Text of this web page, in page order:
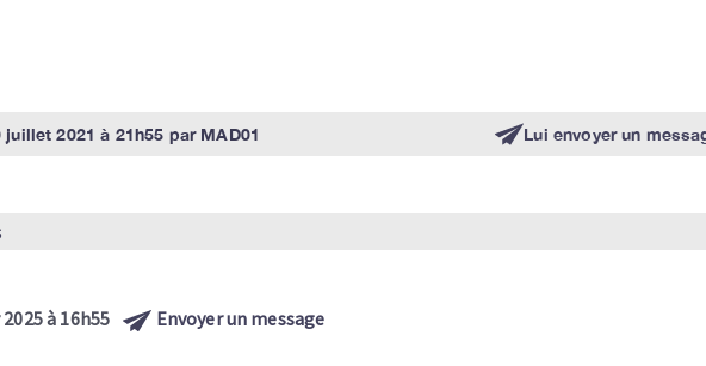
juillet 2021 à 21h55 par MAD01 Lui envoyer un
à 16h55 Envoyer un message